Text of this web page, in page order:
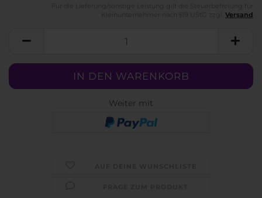
Versand
Weiter mit